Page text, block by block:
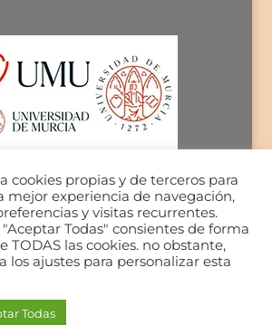
cookies propias y de terceros para
mejor experiencia de navegación,
y visitas recurrentes.
Todas" consientes de forma
TODAS las cookies. no obstante,
los ajustes para personalizar esta
Todas